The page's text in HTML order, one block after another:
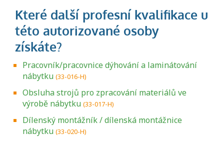
Pracovník/pracovnice dýhování a laminátování
nábytku (33-016-H)
Obsluha strojů pro zpracování materiálů ve
výrobě nábytku (33-017-H)
Dílenský montážník / dílenská montážnice
nábytku (33-020-H)
Projděte si seznam profesních kvalifikací.